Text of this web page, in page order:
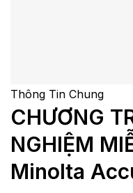
Thông Tin Chung
CHƯƠNG
NGHIỆM
Minolta